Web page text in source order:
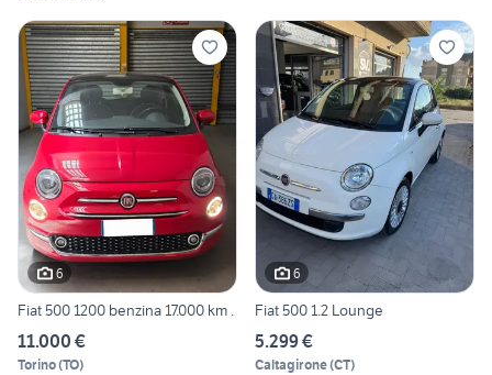
6
Fiat 500 1200 benzina 17.000 km .
11.000 €
Torino(TO)
6
Fiat 500 1.2 Lounge
5.299 €
Caltagirone(CT)